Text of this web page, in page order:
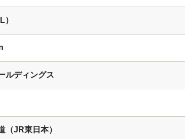
ルディングス
（JR東日本）